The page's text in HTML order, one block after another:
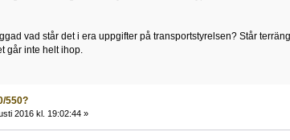
vad står det i era uppgifter på transportstyrelsen? Står
går inte helt ihop.
550?
2016 kl. 19:02:44 »